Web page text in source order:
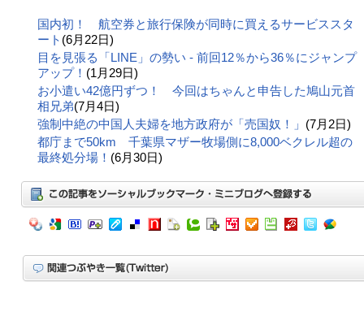
国内初！ 航空券と旅行保険が同時に買えるサービススタ
ート (6月22日)
目を見張る「LINE」の勢い - 前回12％から36％にジャンプ
アップ！ (1月29日)
お小遣い42億円ずつ！ 今回はちゃんと申告した鳩山元首
相兄弟(7月4日)
強制中絶の中国人夫婦を地方政府が「売国奴！」 (7月2日)
都庁まで50km 千葉県マザー牧場側に8,000ベクレル超の
最終処分場！ (6月30日)